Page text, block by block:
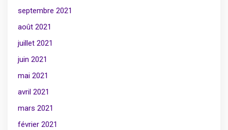
septembre 2021
août 2021
juillet 2021
juin 2021
mai 2021
avril 2021
mars 2021
février 2021